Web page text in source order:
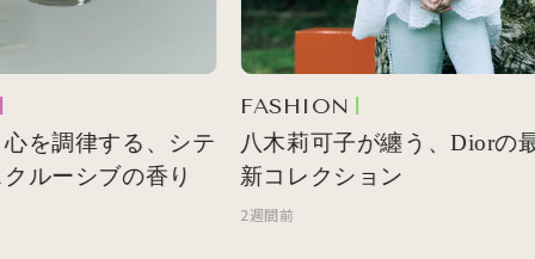
調律する、シテ
ルーシブの香り
FASHION
八木莉可子が纏う、Diorの最
新コレクション
2週間前